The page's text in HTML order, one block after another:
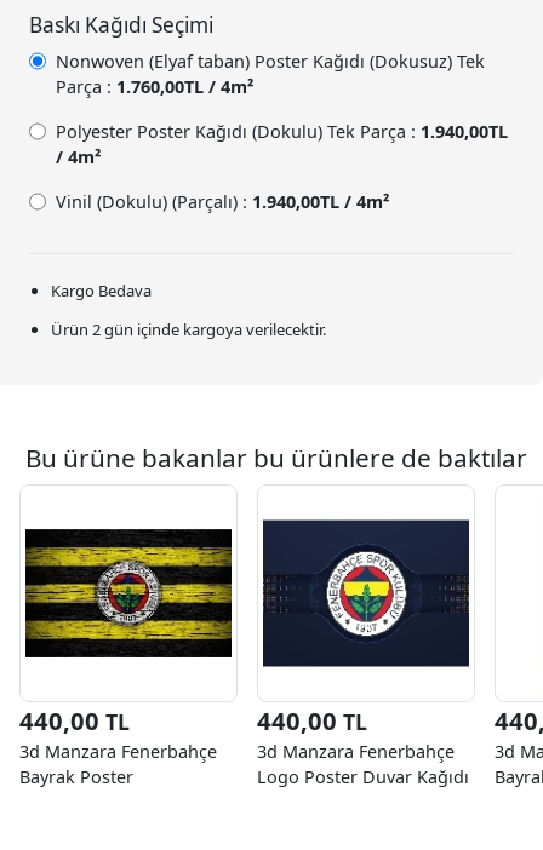
Baskı Kağıdı Seçimi
Nonwoven (Elyaf taban) Poster Kağıdı (Dokusuz) Tek
Parça : 1.760,00TL / 4m²
Polyester Poster Kağıdı (Dokulu) Tek Parça : 1.940,00TL
/ 4m²
Vinil (Dokulu) (Parçalı) : 1.940,00TL / 4m²
Kargo Bedava
Ürün 2 gün içinde kargoya verilecektir.
Bu ürüne bakanlar bu ürünlere de baktılar
440,00 TL
3d Manzara Fenerbahçe
Bayrak Poster
440,00 TL
3d Manzara Fenerbahçe
Logo Poster Duvar Kağıdı
3d